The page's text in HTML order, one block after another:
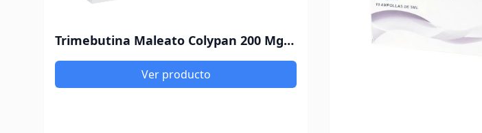
Trimebutina Maleato Colypan 200 Mg X 10 Tabletas
Ver producto